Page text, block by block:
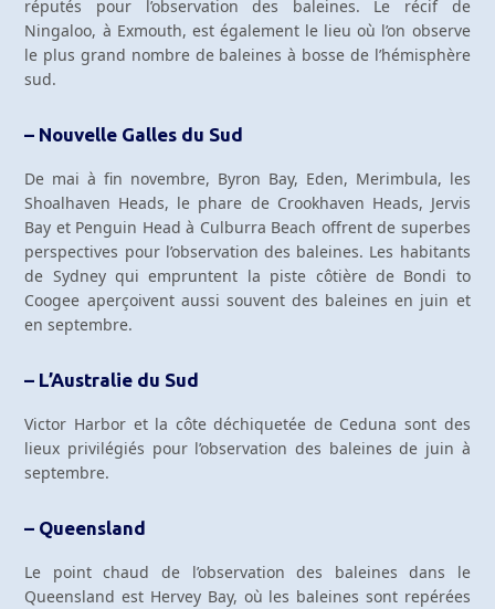
réputés pour l’observation des baleines. Le récif de
Ningaloo, à Exmouth, est également le lieu où l’on observe
le plus grand nombre de baleines à bosse de l’hémisphère
sud.
– Nouvelle Galles du Sud
De mai à fin novembre, Byron Bay, Eden, Merimbula, les
Shoalhaven Heads, le phare de Crookhaven Heads, Jervis
Bay et Penguin Head à Culburra Beach offrent de superbes
perspectives pour l’observation des baleines. Les habitants
de Sydney qui empruntent la piste côtière de Bondi to
Coogee aperçoivent aussi souvent des baleines en juin et
en septembre.
– L’Australie du Sud
Victor Harbor et la côte déchiquetée de Ceduna sont des
lieux privilégiés pour l’observation des baleines de juin à
septembre.
– Queensland
Le point chaud de l’observation des baleines dans le
Queensland est Hervey Bay, où les baleines sont repérées